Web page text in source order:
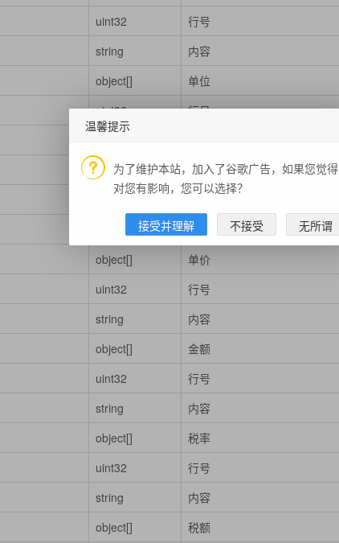
uint32
行号
string
内容
object[]
单位
uint32
行号
object[]
数量
内容
object[]
单价
uint32
行号
string
内容
object[]
金额
uint32
行号
string
内容
object[]
税率
uint32
行号
string
内容
object[] 税额
温馨提示
为了维护本站，加入了谷歌广告，如果您觉得
对您有影响，您可以选择？
接受并理解 不接受 无所谓